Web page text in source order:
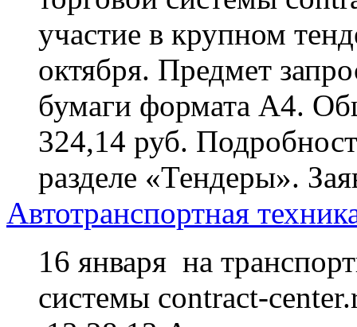
участие в крупном
октября. Предмет
бумаги формата А4.
324,14 руб.
разделе «Тендеры».
Автотранспортная
16 января на
системы contract-